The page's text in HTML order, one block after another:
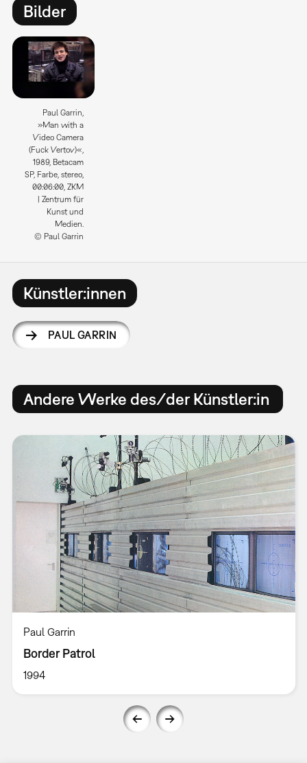
Bilder
Paul Garrin,
»Man with a
Video Camera
(Fuck Vertov)«,
1989, Betacam
SP, Farbe, stereo,
00:06:00, ZKM
| Zentrum für
Kunst und
Medien.
© Paul Garrin
Künstler:innen
PAUL GARRIN
Andere Werke des/der Künstler:in
Paul Garrin
Border Patrol
1994